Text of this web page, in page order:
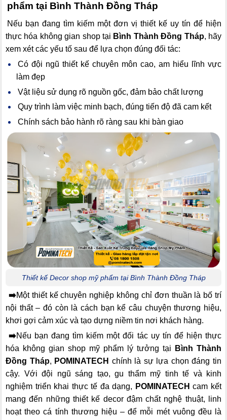
phẩm tại Bình Thành Đồng Tháp
Nếu bạn đang tìm kiếm một đơn vị thiết kế uy tín để hiện
thực hóa không gian shop tại Bình Thành Đồng Tháp, hãy
xem xét các yếu tố sau để lựa chọn đúng đối tác:
Có đội ngũ thiết kế chuyên môn cao, am hiểu lĩnh vực
làm đẹp
Vật liệu sử dụng rõ nguồn gốc, đảm bảo chất lượng
Quy trình làm việc minh bạch, đúng tiến độ đã cam kết
Chính sách bảo hành rõ ràng sau khi bàn giao
Thiết kế Decor shop mỹ phẩm tại Bình Thành Đồng Tháp
➡️Một thiết kế chuyên nghiệp không chỉ đơn thuần là bố trí
nội thất – đó còn là cách bạn kể câu chuyện thương hiệu,
khơi gợi cảm xúc và tạo dựng niềm tin nơi khách hàng.
➡️Nếu bạn đang tìm kiếm một đối tác uy tín để hiện thực
hóa không gian shop mỹ phẩm lý tưởng tại
Bình Thành
Đồng Tháp, POMINATECH chính là sự lựa chọn đáng tin
cậy. Với đội ngũ sáng tạo, gu thẩm mỹ tinh tế và kinh
nghiệm triển khai thực tế đa dạng, POMINATECH cam kết
mang đến những thiết kế decor đậm chất nghệ thuật, linh
hoạt theo cá tính thương hiệu – để mỗi mét vuông đều là